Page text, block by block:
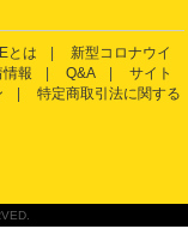
とは
新型コロナウイ
情報 Q&A
サイト
特定商取引法に関する